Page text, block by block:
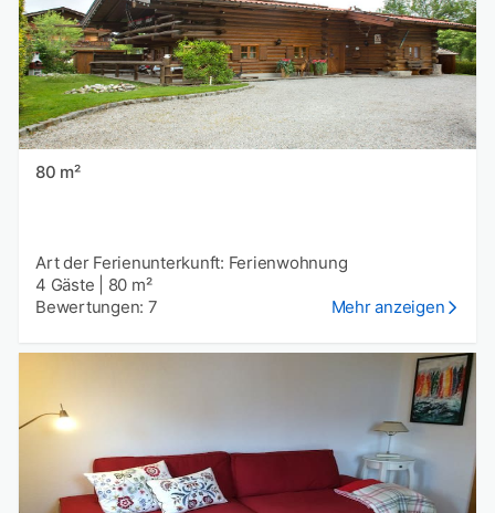
80 m²
Art der Ferienunterkunft: Ferienwohnung
4 Gäste
80 m²
Bewertungen: 7
Mehr anzeigen